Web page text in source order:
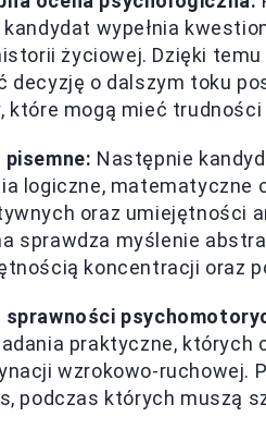
kandydat wypełnia
życiowej. Dzięki
decyzję o dalszym toku
które mogą mieć
Następnie
logiczne, matematyczne
oraz umiejętności
sprawdza myślenie
koncentracji oraz
sprawności
praktyczne, których
wzrokowo-ruchowej.
podczas których muszą